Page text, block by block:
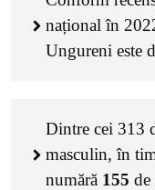
național în
Ungureni este
Dintre cei 313
masculin, în
numără 155 de